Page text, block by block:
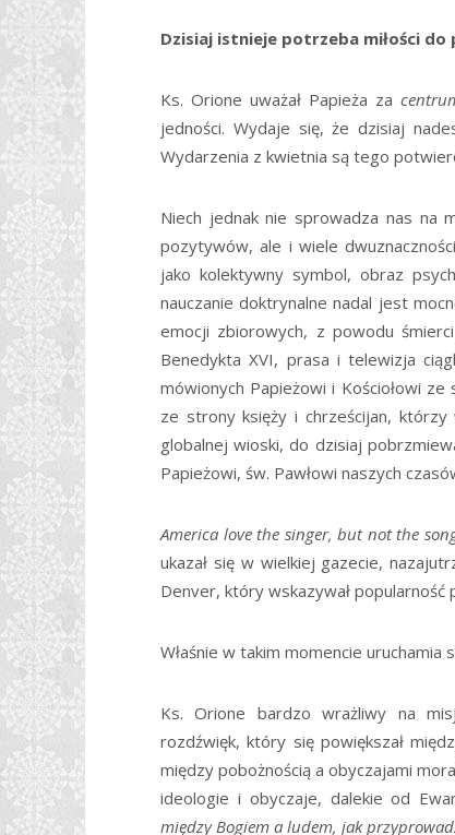
Dzisiaj istnieje potrzeba miłości do
Ks. Orione uważał Papieża za
jedności. Wydaje się, że dzisiaj
Wydarzenia z kwietnia są tego
Niech jednak nie sprowadza nas na
pozytywów, ale i wiele
jako kolektywny symbol, obraz
nauczanie doktrynalne nadal jest
emocji zbiorowych, z powodu
Benedykta XVI, prasa i telewizja
mówionych Papieżowi i Kościołowi
ze strony księży i chrześcijan,
globalnej wioski, do dzisiaj
Papieżowi, św. Pawłowi naszych
America love the singer, but not the
ukazał się w wielkiej gazecie,
Denver, który wskazywał
Właśnie w takim momencie
Ks. Orione bardzo wrażliwy na
rozdźwięk, który się powiększał
między pobożnością a obyczajami
ideologie i obyczaje, dalekie od
między Bogiem a ludem, jak